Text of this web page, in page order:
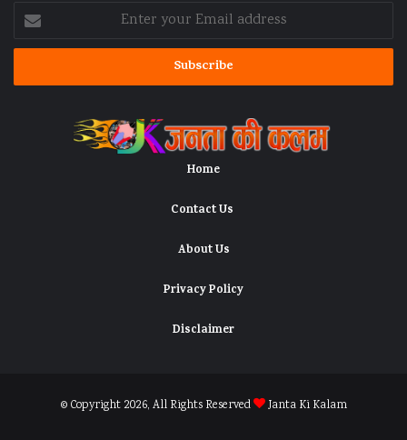
Enter
your
Email
Home
Contact Us
About Us
Privacy Policy
Disclaimer
© Copyright 2026, All Rights Reserved Janta Ki Kalam